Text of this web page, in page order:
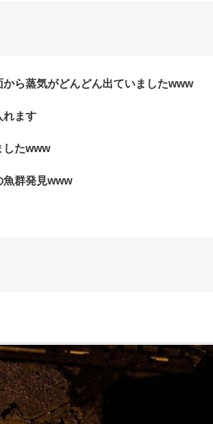
ら蒸気がどんどん出ていましたwww
れます
したwww
魚群発見www